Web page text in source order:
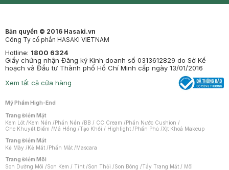
Bản quyền © 2016 Hasaki.vn
Công Ty cổ phần HASAKI VIETNAM
Hotline: 1800 6324
Giấy chứng nhận Đăng ký Kinh doanh số 0313612829 do Sở Kế
hoạch và Đầu tư Thành phố Hồ Chí Minh cấp ngày 13/01/2016
Xem tất cả cửa hàng
Mỹ Phẩm High-End
Trang Điểm Mặt
Kem Lót /Kem Nền /Phấn Nền /BB / CC Cream /Phấn Nước Cushion /
Che Khuyết Điểm /Má Hồng /Tạo Khối / Highlight /Phấn Phủ /Xịt Khoá Makeup
Trang Điểm Mắt
Kẻ Mày /Kẻ Mắt /Phấn Mắt /Mascara
Trang Điểm Môi
Son Dưỡng Môi /Son Kem / Tint /Son Thỏi /Son Bóng /Tẩy Trang Mắt / Môi